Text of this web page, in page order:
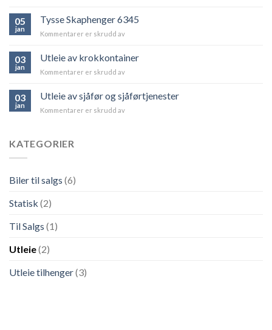
Biltralle
05
jan
Tysse Skaphenger 6345
Kommentarer er skrudd av
03
jan
Utleie av krokkontainer
Kommentarer er skrudd av
av
krokkontainer
03
jan
Utleie av sjåfør og sjåførtjenester
Kommentarer er skrudd av
KATEGORIER
Biler til salgs (6)
Statisk (2)
Til Salgs (1)
Utleie(2)
Utleie tilhenger(3)